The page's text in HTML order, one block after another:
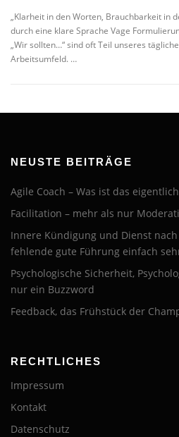
„Klarheit in den Worten, Brauchbarkeit in
durch eine klare Sprache Vage
„Wir sollten…“ sind oft Teil unseres
Arbeitsumfeld. …
NEUSTE BEITRÄGE
Agile Coach – Was ist das
Facilitation – mehr als nur
Innere Kündigung und Dienst
fehlende gute Führung einfach
Psychologische Sicherheit,
nur ein Buzzword
Feedback, das Frühstück der
RECHTLICHES
Impressum
Kontakt
Datenschutz